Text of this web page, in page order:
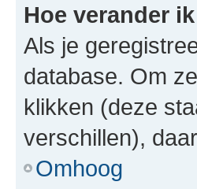
Hoe verander
Als je
database. Om
klikken (deze
verschillen),
Omhoog